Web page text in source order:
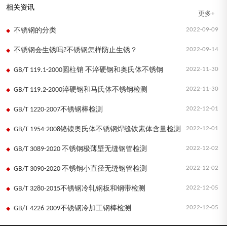
相关资讯
更多+
2022-09-09
不锈钢的分类
2022-09-14
不锈钢会生锈吗?不锈钢怎样防止生锈？
2022-11-30
GB/T 119.1-2000圆柱销 不淬硬钢和奥氏体不锈钢
2022-11-30
GB/T 119.2-2000淬硬钢和马氏体不锈钢检测
2022-12-01
GB/T 1220-2007不锈钢棒检测
2022-12-01
GB/T 1954-2008铬镍奥氏体不锈钢焊缝铁素体含量检测
2022-12-02
GB/T 3089-2020 不锈钢极薄壁无缝钢管检测
2022-12-02
GB/T 3090-2020 不锈钢小直径无缝钢管检测
2022-12-05
GB/T 3280-2015不锈钢冷轧钢板和钢带检测
2022-12-05
GB/T 4226-2009不锈钢冷加工钢棒检测